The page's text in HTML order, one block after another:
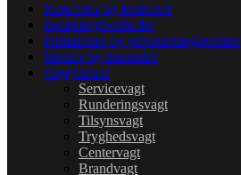
Koncerter og festivaler
Sportsbegivenheder
Firmafester og privatarrangementer
Messer og markeder
Vagtydelser
Servicevagt
Runderingsvagt
Tilsynsvagt
Tryghedsvagt
Centervagt
Brandvagt